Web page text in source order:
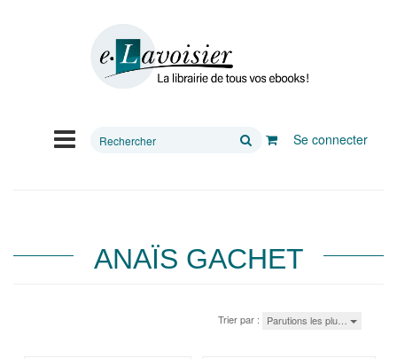
Rechercher
Se connecter
ANAÏS GACHET
Trier par : Parutions les plu…